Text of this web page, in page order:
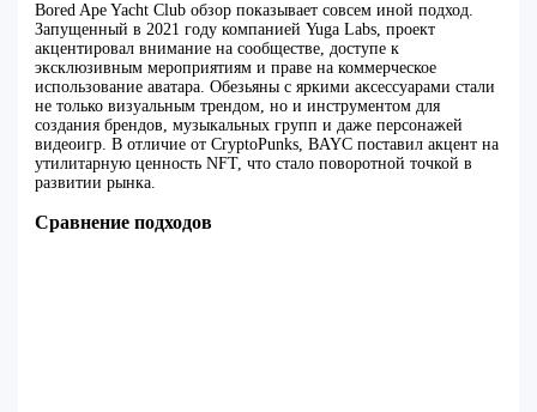
Bored Ape Yacht Club обзор показывает совсем иной подход.
Запущенный в 2021 году компанией Yuga Labs, проект
акцентировал внимание на сообществе, доступе к
эксклюзивным мероприятиям и праве на коммерческое
использование аватара. Обезьяны с яркими аксессуарами стали
не только визуальным трендом, но и инструментом для
создания брендов, музыкальных групп и даже персонажей
видеоигр. В отличие от CryptoPunks, BAYC поставил акцент на
утилитарную ценность NFT, что стало поворотной точкой в
развитии рынка.
Сравнение подходов